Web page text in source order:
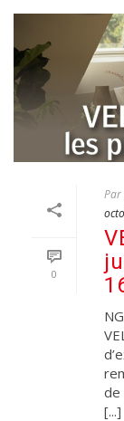
0
Par
de
[...]